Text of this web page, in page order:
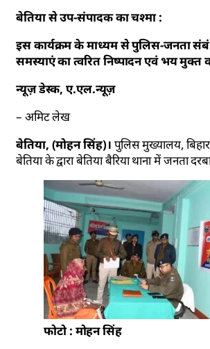
बेतिया से उप-संपादक का चश्मा :
इस कार्यक्रम के माध्यम से पुलिस-जनता
समस्याएं का त्वरित निष्पादन एवं भय मुक्त
न्यूज़ डेस्क, ए.एल.न्यूज़
– अमिट लेख
बेतिया, (मोहन सिंह)। पुलिस मुख्यालय,
बेतिया के द्वारा बेतिया बैरिया थाना में जनता
फोटो : मोहन सिंह